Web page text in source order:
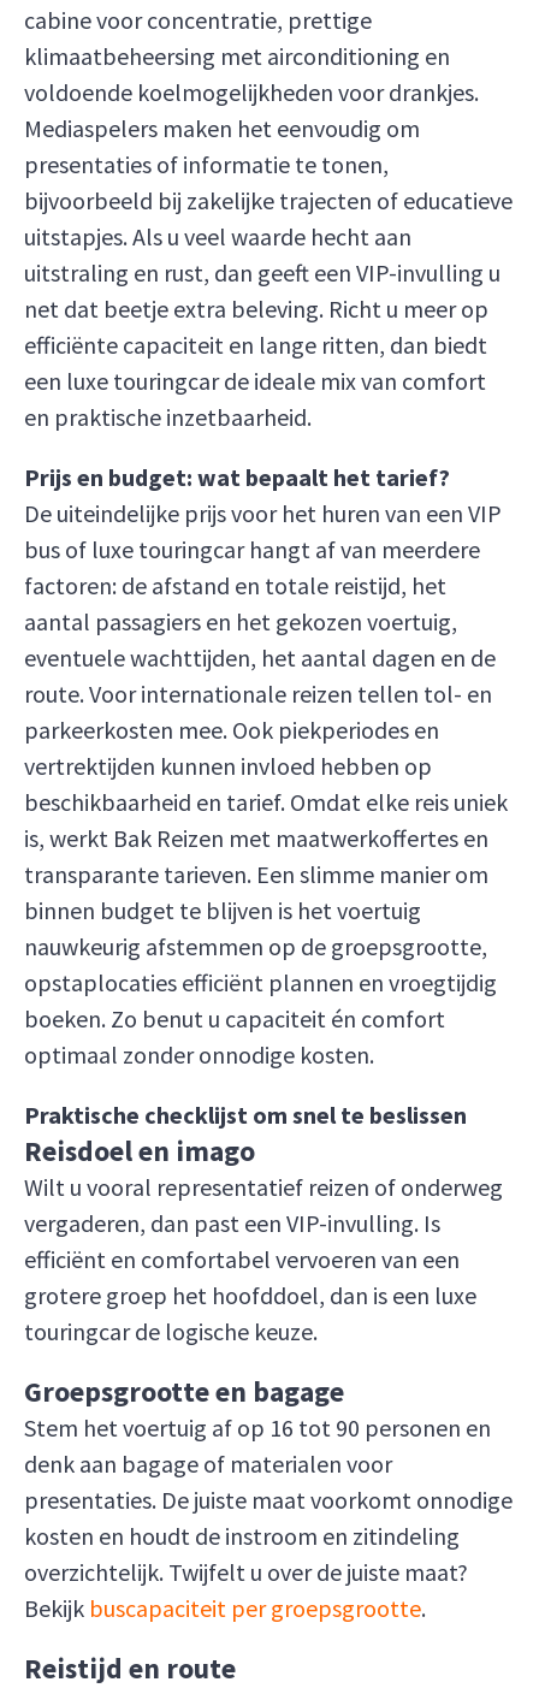
cabine voor concentratie, prettige
klimaatbeheersing met airconditioning en
voldoende koelmogelijkheden voor drankjes.
Mediaspelers maken het eenvoudig om
presentaties of informatie te tonen,
bijvoorbeeld bij zakelijke trajecten of educatieve
uitstapjes. Als u veel waarde hecht aan
uitstraling en rust, dan geeft een VIP-invulling u
net dat beetje extra beleving. Richt u meer op
efficiënte capaciteit en lange ritten, dan biedt
een luxe touringcar de ideale mix van comfort
en praktische inzetbaarheid.
Prijs en budget: wat bepaalt het tarief?
De uiteindelijke prijs voor het huren van een VIP
bus of luxe touringcar hangt af van meerdere
factoren: de afstand en totale reistijd, het
aantal passagiers en het gekozen voertuig,
eventuele wachttijden, het aantal dagen en de
route. Voor internationale reizen tellen tol- en
parkeerkosten mee. Ook piekperiodes en
vertrektijden kunnen invloed hebben op
beschikbaarheid en tarief. Omdat elke reis uniek
is, werkt Bak Reizen met maatwerkoffertes en
transparante tarieven. Een slimme manier om
binnen budget te blijven is het voertuig
nauwkeurig afstemmen op de groepsgrootte,
opstaplocaties efficiënt plannen en vroegtijdig
boeken. Zo benut u capaciteit én comfort
optimaal zonder onnodige kosten.
Praktische checklijst om snel te beslissen
Reisdoel en imago
Wilt u vooral representatief reizen of onderweg
vergaderen, dan past een VIP-invulling. Is
efficiënt en comfortabel vervoeren van een
grotere groep het hoofddoel, dan is een luxe
touringcar de logische keuze.
Groepsgrootte en bagage
Stem het voertuig af op 16 tot 90 personen en
denk aan bagage of materialen voor
presentaties. De juiste maat voorkomt onnodige
kosten en houdt de instroom en zitindeling
overzichtelijk. Twijfelt u over de juiste maat?
Bekijk buscapaciteit per groepsgrootte.
Reistijd en route